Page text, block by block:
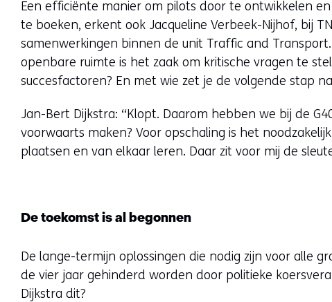
Een efficiënte manier om pilots door te ontwikkelen
te boeken, erkent ook Jacqueline Verbeek-Nijhof, bij
samenwerkingen binnen de unit Traffic and
openbare ruimte is het zaak om kritische vragen te
succesfactoren? En met wie zet je de volgende stap
Jan-Bert Dijkstra: “Klopt. Daarom hebben we bij de
voorwaarts maken? Voor opschaling is het
plaatsen en van elkaar leren. Daar zit voor mij de
De toekomst is al begonnen
De lange-termijn oplossingen die nodig zijn voor alle
de vier jaar gehinderd worden door politieke
Dijkstra dit?